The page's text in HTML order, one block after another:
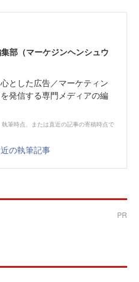
部（マーケジンヘンシュウ
とした広告／マーケティン
発信する専門メディアの編
筆時点、または直近の記事の寄稿時点で
の執筆記事
PR